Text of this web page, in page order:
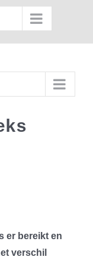
ks
er bereikt en
verschil